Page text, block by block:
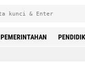
PEMERINTAHAN